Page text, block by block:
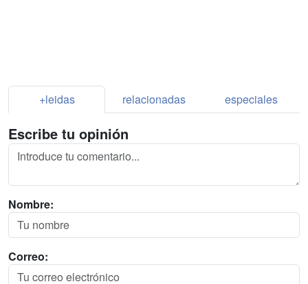
+leidas relacionadas especiales
Escribe tu opinión
Nombre:
Correo: